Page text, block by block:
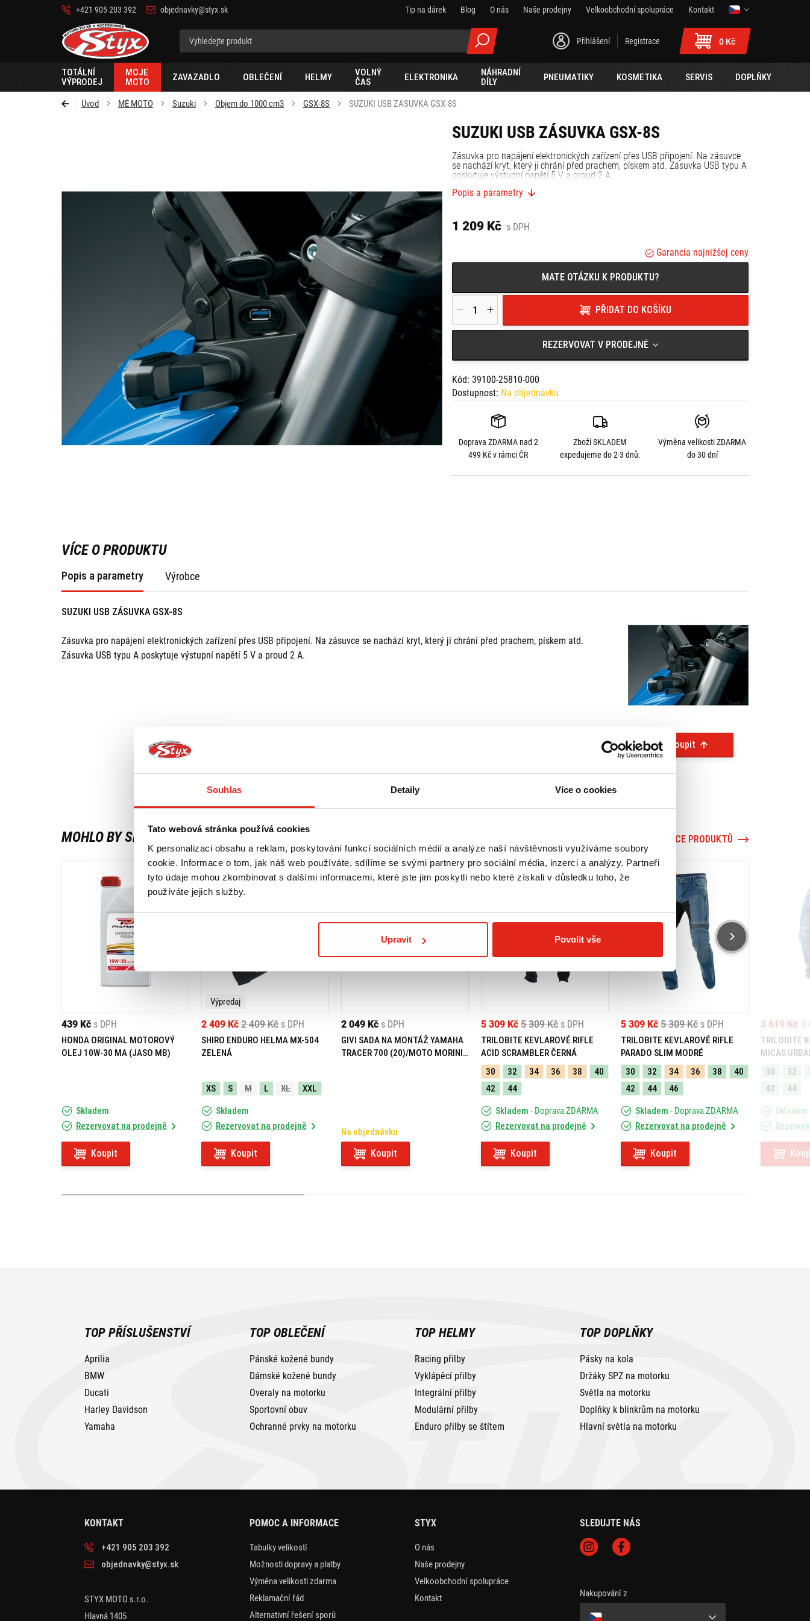
Souhlas Detaily Více o cookies
Tato webová stránka používá cookies
K personalizaci obsahu a reklam, poskytování funkcí sociálních médií a analýze naší návštěvnosti využíváme soubory
cookie. Informace o tom, jak náš web používáte, sdílíme se svými partnery pro sociální média, inzerci a analýzy. Partneři
tyto údaje mohou zkombinovat s dalšími informacemi, které jste jim poskytli nebo které získali v důsledku toho, že
používáte jejich služby.
Upravit Povolit vše
+421 905 203 392 objednavky@styx.sk Tip na dárek Blog O nás Naše prodejny Velkoobchodní spolupráce
Kontakt
Styx-
cz
Přihlášení Registrace 0 Kč
TOTÁLNÍ
VÝPRODEJ
MOJE
MOTO
ZAVAZADLO OBLEČENÍ HELMY
VOLNÝ
ČAS
ELEKTRONIKA
NÁHRADNÍ
DÍLY
PNEUMATIKY KOSMETIKA SERVIS DOPLŇKY
Úvod MÉ MOTO Suzuki Objem do 1000 cm3 GSX-8S SUZUKI USB ZÁSUVKA GSX-8S
SUZUKI USB ZÁSUVKA GSX-8S
Zásuvka pro napájení elektronických zařízení přes USB připojení. Na zásuvce
se nachází kryt, který ji chrání před prachem, pískem atd. Zásuvka USB typu A
poskytuje výstupní napětí 5 V a proud 2 A.
Popis a parametry
1 209 Kč s DPH
Garancia najnižšej ceny
MATE OTÁZKU K PRODUKTU?
PŘIDAT DO KOŠÍKU
REZERVOVAT V PRODEJNĚ
Kód: 39100-25810-000
Dostupnost: Na objednávku
Doprava ZDARMAnad 2
499 Kč v rámci ČR
Zboží SKLADEM
expedujeme do 2-3 dnů.
Výměna velikostiZDARMA
do 30 dní
VÍCE O PRODUKTU
Popis a parametry Výrobce
SUZUKI USB ZÁSUVKA GSX-8S
Zásuvka pro napájení elektronických zařízení přes USB připojení. Na zásuvce se nachází kryt, který ji chrání před prachem, pískem atd.
Zásuvka USB typu A poskytuje výstupní napětí 5 V a proud 2 A.
Koupit
MOHLO BY SE VÁM LÍBIT VÍCE PRODUKTŮ
439 Kč s DPH
HONDA ORIGINAL MOTOROVÝ
OLEJ 10W-30 MA (JASO MB)
Skladem
Rezervovat na prodejně
Koupit
Výpredaj
2 409 Kč
2 409 Kč s DPH
SHIRO ENDURO HELMA MX-504
ZELENÁ
XS S M L XL XXL
Skladem
Rezervovat na prodejně
Koupit
2 049 Kč s DPH
GIVI SADA NA MONTÁŽ YAMAHA
TRACER 700 (20)/MOTO MORINI
Na objednávku
Koupit
5 309 Kč
5 309 Kč s DPH
TRILOBITE KEVLAROVÉ RIFLE
ACID SCRAMBLER ČERNÁ
30
32 34 36 38
40
42
44
Skladem - Doprava ZDARMA
Rezervovat na prodejně
Koupit
5 309 Kč
5 309 Kč s DPH
TRILOBITE KEVLAROVÉ RIFLE
PARADO SLIM MODRÉ
30
32 34 36 38
40
42
44 46
Skladem - Doprava ZDARMA
Rezervovat na prodejně
Koupit
3
3 619 Kč
TRILOBITE
MICAS
30
32
42
44
Skladem
TOP PŘÍSLUŠENSTVÍ
Aprilia
BMW
Ducati
Harley Davidson
Yamaha
TOP OBLEČENÍ
Pánské kožené bundy
Dámské kožené bundy
Overaly na motorku
Sportovní obuv
Ochranné prvky na motorku
TOP HELMY
Racing přilby
Vyklápěcí přilby
Integrální přilby
Modulární přilby
Enduro přilby se štítem
TOP DOPLŇKY
Pásky na kola
Držáky SPZ na motorku
Světla na motorku
Doplňky k blinkrům na motorku
Hlavní světla na motorku
KONTAKT
+421 905 203 392
objednavky@styx.sk
STYX MOTO s.r.o.
Hlavná 1405
POMOC A INFORMACE
Tabulky velikostí
Možnosti dopravy a platby
Výměna velikosti zdarma
Reklamační řád
Alternativní řešení sporů
STYX
O nás
Naše prodejny
Velkoobchodní spolupráce
Kontakt
SLEDUJTE NÁS
Nakupování z